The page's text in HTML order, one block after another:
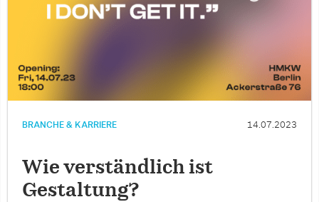
BRANCHE & KARRIERE 14.07.2023
Wie verständlich ist
Gestaltung?